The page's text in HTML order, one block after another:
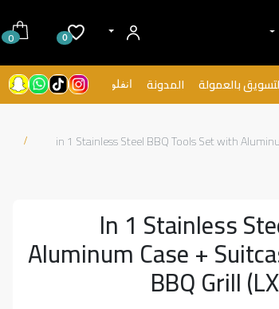
0
0
بالعمولة المدونة انفلونسرز
2 in 1 Stainless Steel BBQ Tools Set with
2 In 1 Stainless
Aluminum Case +
BBQ Grill